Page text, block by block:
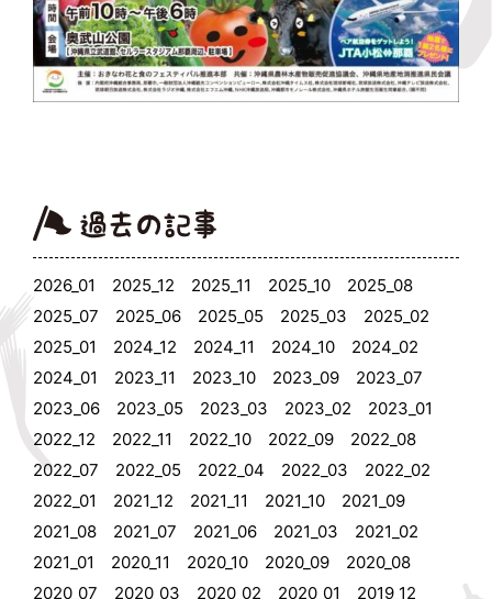
2026_01 2025_12 2025_11 2025_10
2025_08
2025_07
2025_06 2025_05 2025_03
2025_02
2025_01
2024_12 2024_11 2024_10
2024_02
2024_01
2023_11 2023_10 2023_09
2023_07
2023_06
2023_05 2023_03 2023_02
2023_01
2022_12
2022_11 2022_10 2022_09
2022_08
2022_07
2022_05 2022_04 2022_03
2022_02
2022_01
2021_12 2021_11 2021_10
2021_09
2021_08
2021_07 2021_06 2021_03
2021_02
2021_01
2020_11 2020_10 2020_09
2020_08
2020_07
2020_03 2020_02 2020_01
2019_12